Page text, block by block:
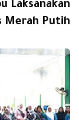
Laksanakan
Merah Putih